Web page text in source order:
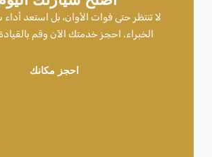
لا تنتظر حتى فوات الأوان، بل استعد أداء
الخبراء. احجز خدمتك الآن وقم
احجز مكانك